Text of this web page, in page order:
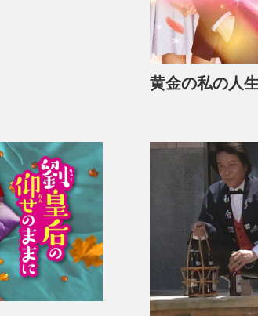
黄金の私の人生